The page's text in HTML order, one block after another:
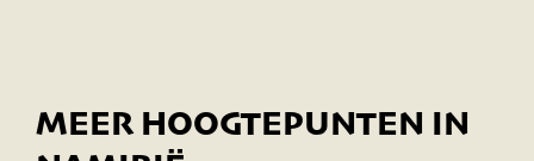
MEER HOOGTEPUNTEN IN